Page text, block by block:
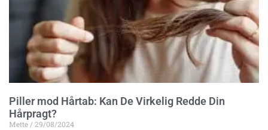
Piller mod Hårtab: Kan De Virkelig Redde Din
Hårpragt?
Mette 29/08/2024